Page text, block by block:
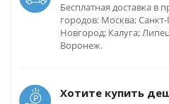
Бесплатная доставка в
городов: Москва;
Новгород; Калуга;
Воронеж.
Хотите купить